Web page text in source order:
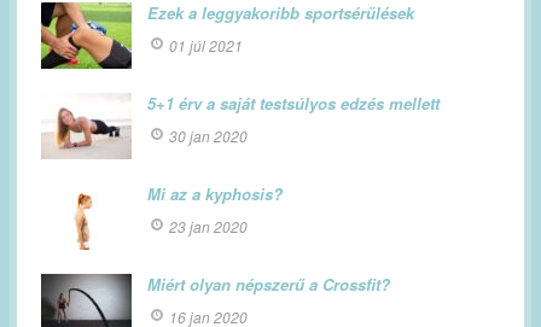
Ezek a leggyakoribb sportsérülések
01 júl 2021
5+1 érv a saját testsúlyos edzés mellett
30 jan 2020
Mi az a kyphosis?
23 jan 2020
Miért olyan népszerű a Crossfit?
16 jan 2020